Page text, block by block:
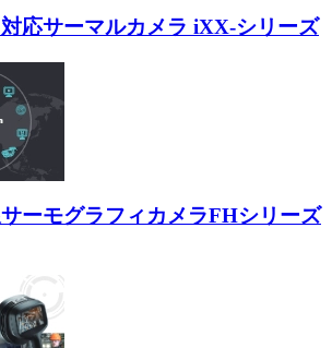
応サーマルカメラ iXX-シリーズ
ーモグラフィカメラFHシリーズ